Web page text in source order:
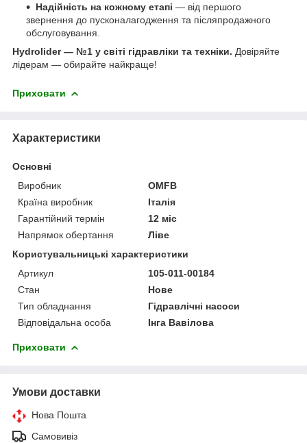
Надійність на кожному етапі — від першого
звернення до пусконалагодження та післяпродажного
обслуговування.
Hydrolider — №1 у світі гідравліки та техніки. Довіряйте
лідерам — обирайте найкраще!
Приховати
Характеристики
Основні
Виробник
OMFB
Країна виробник
Італія
Гарантійний термін
12 міс
Напрямок обертання
Ліве
Користувальницькі характеристики
Артикул
105-011-00184
Стан
Нове
Тип обладнання
Гідравлічні насоси
Відповідальна особа
Інга Вавілова
Приховати
Умови доставки
Нова Пошта
Самовивіз